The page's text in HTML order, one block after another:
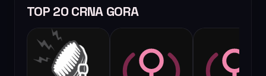
TOP 20 CRNA GORA